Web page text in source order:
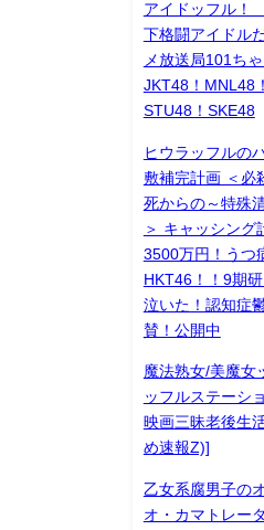
アイドッフル
下格闘アイドル
メ放送局101ち
JKT48！MNL48
STU48！SKE48
ヒウラッフルの
敷補完計画 ＜必
死からの～特殊
＞ キャッシング
3500万円！うつ
HKT46！！9期
泣いた！認知症
賛！公開中
魔法熟女/美魔女
ッフルステーシ
映画三昧老後生
め速報Z)]
乙女系腐男子の
オ・カマトレー